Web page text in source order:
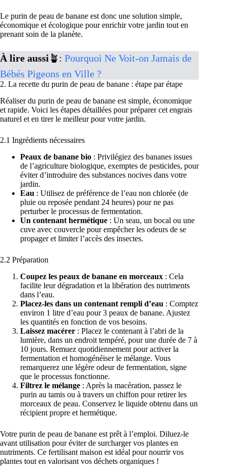
Le purin de peau de banane est donc une solution simple,
économique et écologique pour enrichir votre jardin tout en
prenant soin de la planète.
À lire aussi🪴: Pourquoi Ne Voit-on Jamais de
Bébés Pigeons en Ville ?
2. La recette du purin de peau de banane : étape par étape
Réaliser du purin de peau de banane est simple, économique
et rapide. Voici les étapes détaillées pour préparer cet engrais
naturel et en tirer le meilleur pour votre jardin.
2.1 Ingrédients nécessaires
Peaux de banane bio : Privilégiez des bananes issues
de l’agriculture biologique, exemptes de pesticides, pour
éviter d’introduire des substances nocives dans votre
jardin.
Eau : Utilisez de préférence de l’eau non chlorée (de
pluie ou reposée pendant 24 heures) pour ne pas
perturber le processus de fermentation.
Un contenant hermétique : Un seau, un bocal ou une
cuve avec couvercle pour empêcher les odeurs de se
propager et limiter l’accès des insectes.
2.2 Préparation
Coupez les peaux de banane en morceaux : Cela
facilite leur dégradation et la libération des nutriments
dans l’eau.
Placez-les dans un contenant rempli d’eau : Comptez
environ 1 litre d’eau pour 3 peaux de banane. Ajustez
les quantités en fonction de vos besoins.
Laissez macérer : Placez le contenant à l’abri de la
lumière, dans un endroit tempéré, pour une durée de 7 à
10 jours. Remuez quotidiennement pour activer la
fermentation et homogénéiser le mélange. Vous
remarquerez une légère odeur de fermentation, signe
que le processus fonctionne.
Filtrez le mélange : Après la macération, passez le
purin au tamis ou à travers un chiffon pour retirer les
morceaux de peau. Conservez le liquide obtenu dans un
récipient propre et hermétique.
Votre purin de peau de banane est prêt à l’emploi. Diluez-le
avant utilisation pour éviter de surcharger vos plantes en
nutriments. Ce fertilisant maison est idéal pour nourrir vos
plantes tout en valorisant vos déchets organiques !